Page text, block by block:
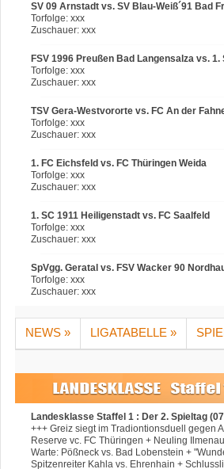
SV 09 Arnstadt vs. SV Blau-Weiß´91 Bad
Torfolge: xxx
Zuschauer: xxx
FSV 1996 Preußen Bad Langensalza vs. 1.
Torfolge: xxx
Zuschauer: xxx
TSV Gera-Westvororte vs. FC An der
Torfolge: xxx
Zuschauer: xxx
1. FC Eichsfeld vs. FC Thüringen Weida
Torfolge: xxx
Zuschauer: xxx
1. SC 1911 Heiligenstadt vs. FC Saalfeld
Torfolge: xxx
Zuschauer: xxx
SpVgg. Geratal vs. FSV Wacker 90
Torfolge: xxx
Zuschauer: xxx
NEWS » LIGATABELLE »
Landesklasse Staffel 1 : Der 2. Spieltag
+++ Greiz siegt im Tradiontionsduell gegen
Reserve vc. FC Thüringen + Neuling
Warte: Pößneck vs. Bad Lobenstein +
Spitzenreiter Kahla vs. Ehrenhain +